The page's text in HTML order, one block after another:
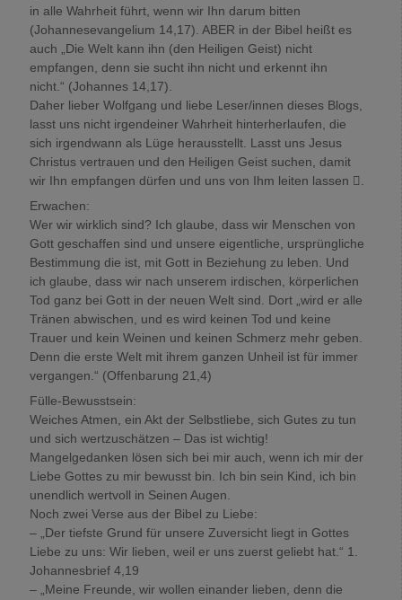
in alle Wahrheit führt, wenn wir Ihn darum bitten
(Johannesevangelium 14,17). ABER in der Bibel heißt es
auch „Die Welt kann ihn (den Heiligen Geist) nicht
empfangen, denn sie sucht ihn nicht und erkennt ihn
nicht.“ (Johannes 14,17).
Daher lieber Wolfgang und liebe Leser/innen dieses Blogs,
lasst uns nicht irgendeiner Wahrheit hinterherlaufen, die
sich irgendwann als Lüge herausstellt. Lasst uns Jesus
Christus vertrauen und den Heiligen Geist suchen, damit
wir Ihn empfangen dürfen und uns von Ihm leiten lassen .
Erwachen:
Wer wir wirklich sind? Ich glaube, dass wir Menschen von
Gott geschaffen sind und unsere eigentliche, ursprüngliche
Bestimmung die ist, mit Gott in Beziehung zu leben. Und
ich glaube, dass wir nach unserem irdischen, körperlichen
Tod ganz bei Gott in der neuen Welt sind. Dort „wird er alle
Tränen abwischen, und es wird keinen Tod und keine
Trauer und kein Weinen und keinen Schmerz mehr geben.
Denn die erste Welt mit ihrem ganzen Unheil ist für immer
vergangen.“ (Offenbarung 21,4)
Fülle-Bewusstsein:
Weiches Atmen, ein Akt der Selbstliebe, sich Gutes zu tun
und sich wertzuschätzen – Das ist wichtig!
Mangelgedanken lösen sich bei mir auch, wenn ich mir der
Liebe Gottes zu mir bewusst bin. Ich bin sein Kind, ich bin
unendlich wertvoll in Seinen Augen.
Noch zwei Verse aus der Bibel zu Liebe:
– „Der tiefste Grund für unsere Zuversicht liegt in Gottes
Liebe zu uns: Wir lieben, weil er uns zuerst geliebt hat.“ 1.
Johannesbrief 4,19
– „Meine Freunde, wir wollen einander lieben, denn die